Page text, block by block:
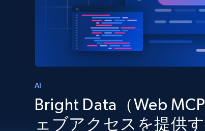
Scraping Browser
組み込みのブロック解除とホ
よるスクレイピングブラウ
住宅用プロキシ 50% OFF
400M+ 実際のピアデバイス
バルIP
プロキシサービス
住宅用プロキシ
か
AI
Bright Data（Web
ェブアクセスを提供